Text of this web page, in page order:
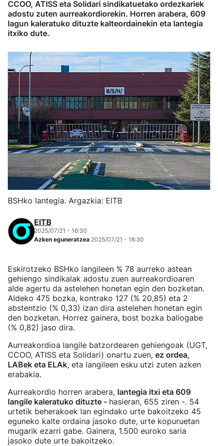
CCOO, ATISS eta Solidari sindikatuetako ordezkariek
adostu zuten aurreakordiorekin. Horren arabera, 609
lagun kaleratuko dituzte kalteordainekin eta lantegia
itxiko dute.
BSHko lantegia. Argazkia: EITB
EITB
2025/07/21 - 16:30
Azken eguneratzea 2025/07/21 - 16:30
Eskirotzeko BSHko langileen % 78 aurreko astean
gehiengo sindikalak adostu zuen aurreakordioaren
alde agertu da astelehen honetan egin den bozketan.
Aldeko 475 bozka, kontrako 127 (% 20,85) eta 2
abstentzio (% 0,33) izan dira astelehen honetan egin
den bozketan. Horrez gainera, bost bozka baliogabe
(% 0,82) jaso dira.
Aurreakordioa langile batzordearen gehiengoak (UGT,
CCOO, ATISS eta Solidari) onartu zuen, ez ordea,
LABek eta ELAk, eta langileen esku utzi zuten azken
erabakia.
Aurreakordio horren arabera, lantegia itxi eta 609
langile kaleratuko dituzte - hasieran, 655 ziren -. 54
urtetik beherakoek lan egindako urte bakoitzeko 45
eguneko kalte ordaina jasoko dute, urte kopuruetan
mugarik ezarri gabe. Gainera, 1.500 euroko saria
jasoko dute urte bakoitzeko.